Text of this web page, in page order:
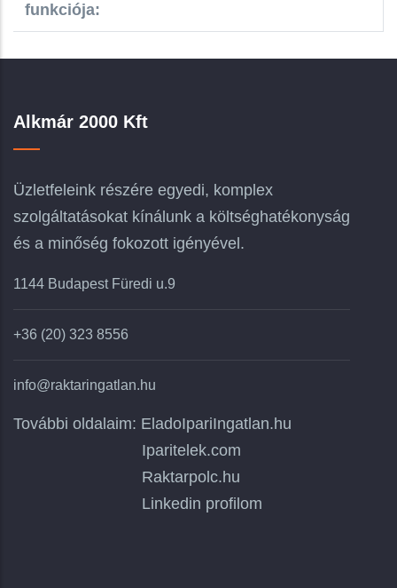
funkciója:
Alkmár 2000 Kft
Üzletfeleink részére egyedi, komplex
szolgáltatásokat kínálunk a költséghatékonyság
és a minőség fokozott igényével.
1144 Budapest Füredi u.9
+36 (20) 323 8556
info@raktaringatlan.hu
További oldalaim: EladoIpariIngatlan.hu
Iparitelek.com
Raktarpolc.hu
Linkedin profilom